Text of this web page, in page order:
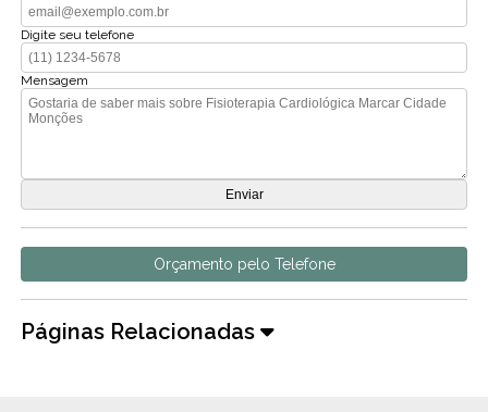
Digite seu telefone
Mensagem
Orçamento pelo Telefone
Páginas Relacionadas